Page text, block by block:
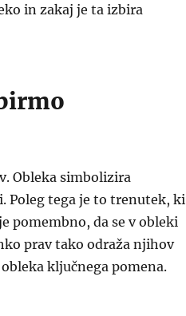
in zakaj je ta izbira
Obleka simbolizira
Poleg tega je to trenutek, ki
pomembno, da se v obleki
prav tako odraža njihov
ključnega pomena.